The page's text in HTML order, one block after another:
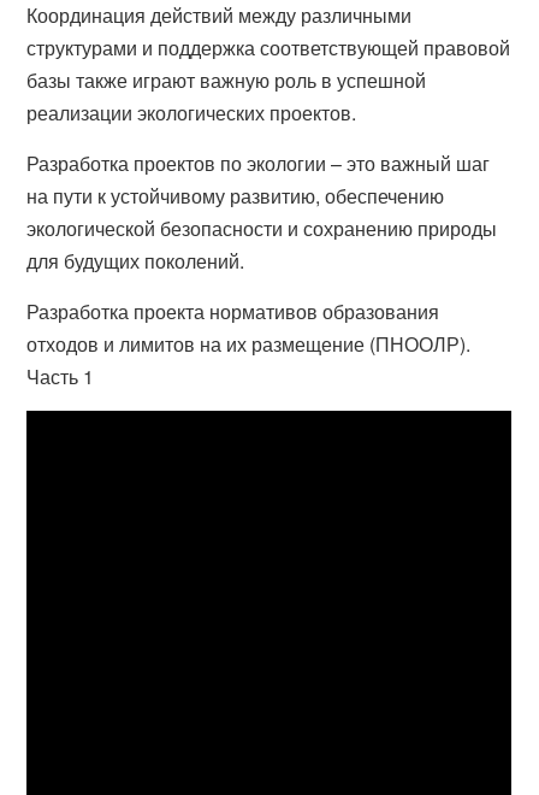
Координация действий между различными
структурами и поддержка соответствующей правовой
базы также играют важную роль в успешной
реализации экологических проектов.
Разработка проектов по экологии – это важный шаг
на пути к устойчивому развитию, обеспечению
экологической безопасности и сохранению природы
для будущих поколений.
Разработка проекта нормативов образования
отходов и лимитов на их размещение (ПНООЛР).
Часть 1